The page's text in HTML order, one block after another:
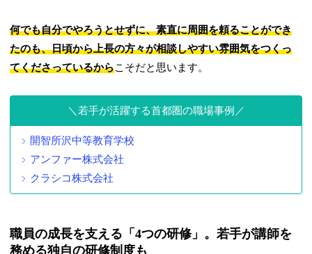
何でも自分でやろうとせずに、素直に周囲を頼ることができ
たのも、日頃から上長の方々が相談しやすい雰囲気をつくっ
てくださっているからこそだと思います。
若手が活躍する首都圏の職場事例
開智所沢中等教育学校
アンファー株式会社
クラシコ株式会社
職員の成長を支える「4つの研修」。若手が講師を
務める独自の研修制度も